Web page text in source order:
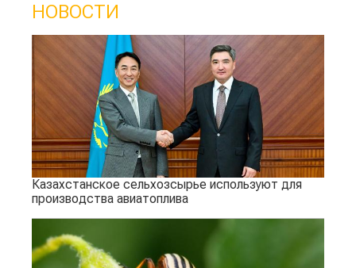
НОВОСТИ
Казахстанское сельхозсырье используют для
производства авиатоплива